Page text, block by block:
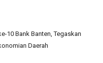
10 Bank Banten, Tegaskan
Daerah